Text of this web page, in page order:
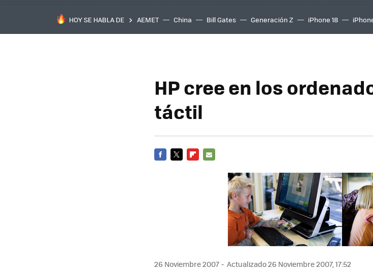
HOY SE HABLA DE AEMET China Bill Gates Generación Z iPhone 18
HP cree en los
táctil
26 Noviembre 2007 Actualizado 26 Noviembre 2007, 17:52